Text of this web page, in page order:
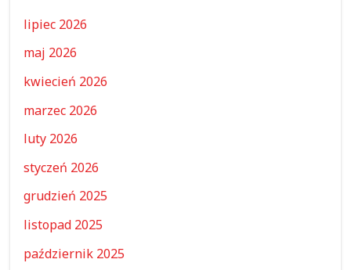
lipiec 2026
maj 2026
kwiecień 2026
marzec 2026
luty 2026
styczeń 2026
grudzień 2025
listopad 2025
październik 2025